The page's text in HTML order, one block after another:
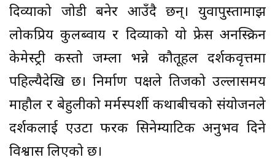
दिव्याको जोडी बनेर आउँदै छन्। युवापुस्तामाझ
लोकप्रिय कुलब्वाय र दिव्याको यो फ्रेस अनस्क्रिन
केमेस्ट्री कस्तो जम्ला भन्ने कौतूहल दर्शकवृत्तमा
पहिल्यैदेखि छ। निर्माण पक्षले तिजको उल्लासमय
माहौल र बेहुलीको मर्मस्पर्शी कथाबीचको संयोजनले
दर्शकलाई एउटा फरक सिनेम्याटिक अनुभव दिने
विश्वास लिएको छ।